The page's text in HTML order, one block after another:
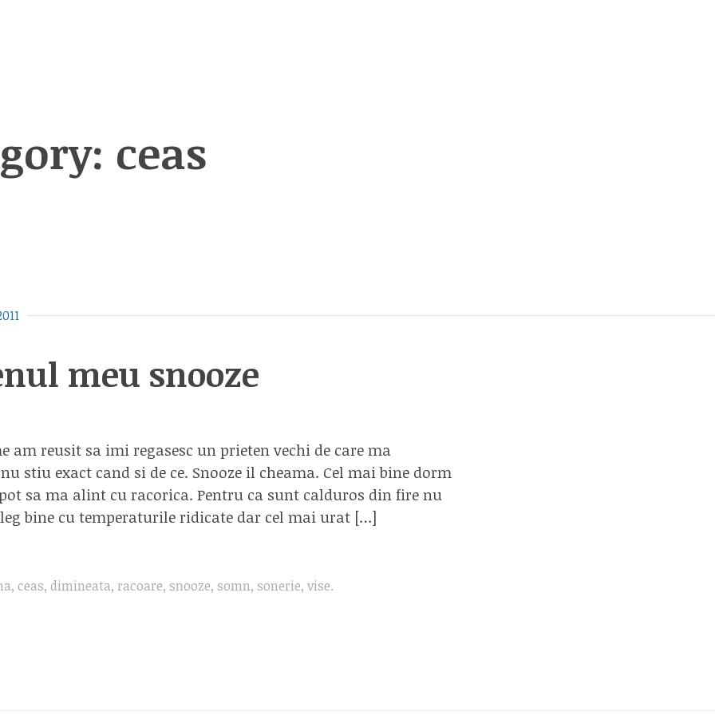
ceas
meu snooze
am reusit sa imi regasesc un prieten vechi de care ma
stiu exact cand si de ce. Snooze il cheama. Cel mai bine dorm
sa ma alint cu racorica. Pentru ca sunt calduros din fire nu
bine cu temperaturile ridicate dar cel mai urat […]
, ceas, dimineata, racoare, snooze, somn, sonerie, vise.